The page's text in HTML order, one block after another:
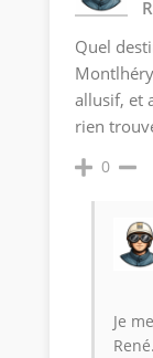
Quel
allusif, et
rien
0
Je